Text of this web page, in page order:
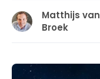
Matthijs
Broek